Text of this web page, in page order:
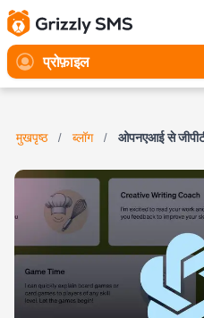
प्रोफ़ाइल
मुखपृष्ठ ब्लॉग ओपनएआई से